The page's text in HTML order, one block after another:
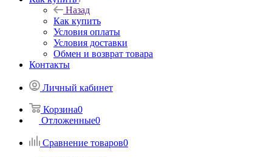
Назад
Как купить
Условия оплаты
Условия доставки
Обмен и возврат товара
Контакты
Личный кабинет
Корзина0
Отложенные0
Сравнение товаров0